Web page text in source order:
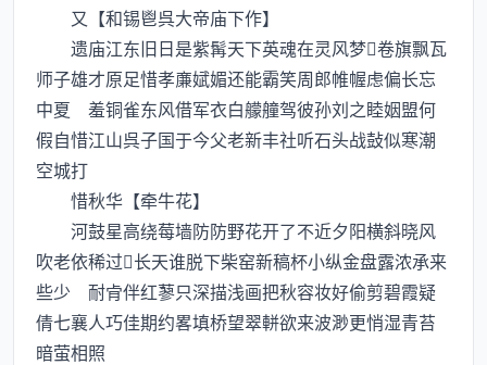
又【和锡鬯呉大帝庙下作】
遗庙江东旧日是紫髯天下英魂在灵风梦卷旗飘瓦
师子雄才原足惜孝亷娬媚还能霸笑周郎帷幄虑偏长忘
中夏 羞铜雀东风借军衣白艨艟驾彼孙刘之睦姻盟何
假自惜江山呉子国于今父老新丰社听石头战鼔似寒潮
空城打
惜秋华【牵牛花】
河鼓星高绕莓墙防防野花开了不近夕阳横斜晓风
吹老依稀过长天谁脱下柴窑新稿杯小纵金盘露浓承来
些少 耐肻伴红蓼只深描浅画把秋容妆好偷剪碧霞疑
倩七襄人巧佳期约畧填桥望翠軿欲来波渺更悄湿青苔
暗萤相照